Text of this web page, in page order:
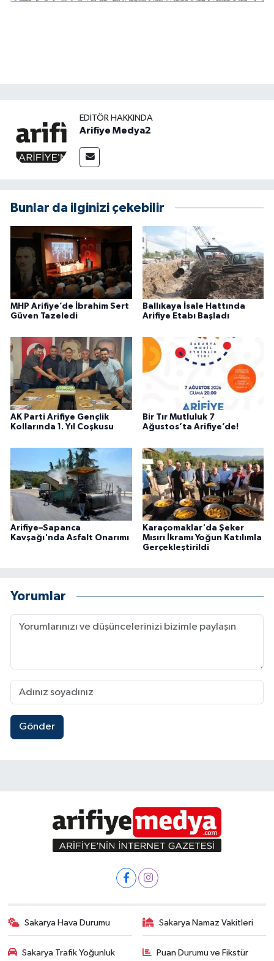
EDITÖR HAKKINDA
Arifiye Medya2
Bunlar da ilginizi çekebilir
MHP Arifiye’de İbrahim Sert
Güven Tazeledi
Ballıkaya İsale Hattında
Arifiye Etabı Başladı
AK Parti Arifiye Gençlik
Kollarında 1. Yıl Coşkusu
Bir Tır Mutluluk 7
Ağustos’ta Arifiye’de!
Arifiye–Sapanca
Kavşağı'nda Asfalt Onarımı
Karaçomaklar'da Şeker
Mısırı İkramı Yoğun Katılımla
Gerçekleştirildi
Yorumlar
Gönder
Sakarya Hava Durumu Sakarya Namaz Vakitleri
Sakarya Trafik Yoğunluk Puan Durumu ve Fikstür